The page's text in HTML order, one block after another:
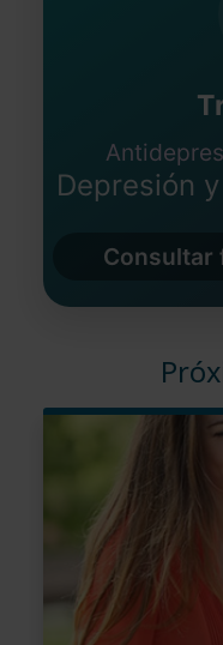
Depresión
Consultar